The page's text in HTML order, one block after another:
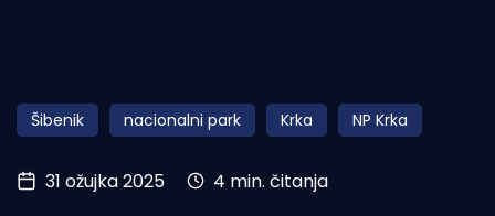
Obala
Otoci
Turizam i nautika
Šibenik nacionalni park Krka NP Krka
31 ožujka 2025 4 min. čitanja